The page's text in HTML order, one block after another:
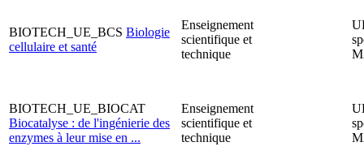
BIOTECH_UE_BCS Biologie
cellulaire et santé
Enseignement
scientifique et
technique
BIOTECH_UE_BIOCAT
Biocatalyse : de l'ingénierie des
enzymes à leur mise en ...
Enseignement
scientifique et
technique